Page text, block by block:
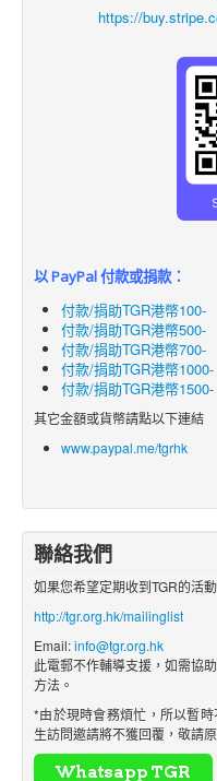
https://
以 PayPal 付款或捐款：
付款/捐助TGR港幣100-
付款/捐助TGR港幣500-
付款/捐助TGR港幣700-
付款/捐助TGR港幣1000-
付款/捐助TGR港幣1500-
其它金額或貨幣請點以下連結
www.paypal.me/tgrhk
聯絡我們
如果您希望定期收到TGR的活
http://tgr.org.hk/mailinglist
Email:info@tgr.org.hk
此電郵不作輔導支援，如需協
方法。
*由於現時會務煩忙，所以暫
生訪問邀請將不獲回覆，敬請原